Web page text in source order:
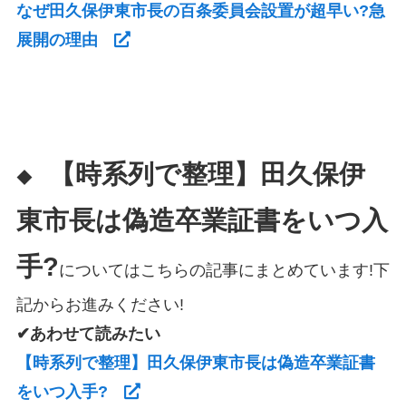
なぜ田久保伊東市長の百条委員会設置が超早い?急
展開の理由
◆
【時系列で整理】田久保伊
東市長は偽造卒業証書をいつ入
手?についてはこちらの記事にまとめています!下
記からお進みください!
✔あわせて読みたい
【時系列で整理】田久保伊東市長は偽造卒業証書
をいつ入手?